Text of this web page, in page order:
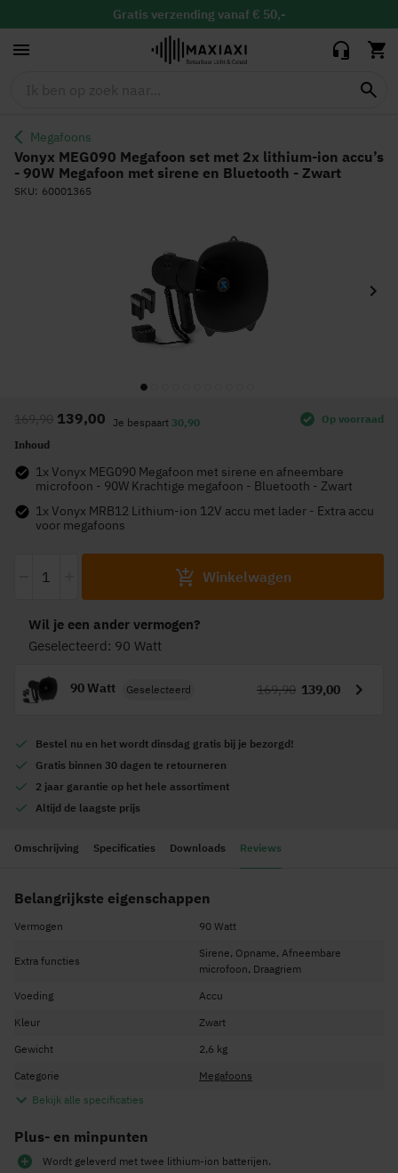
Gratis verzending vanaf € 50,-
binnen 30 dagen ruilen & retour
Vandaag besteld, maandag in huis
Megafoons
ion accu’s - 90W
Megafoon met 139,00
169,90
Vonyx MEG090 Megafoon set met 2x lithium-ion accu’s
- 90W Megafoon met sirene en Bluetooth - Zwart
SKU 60001365
139,00
169,90 Je bespaart 30,90
Inhoud
1x Vonyx MEG090 Megafoon met sirene en afneembare
microfoon - 90W Krachtige megafoon - Bluetooth - Zwart
1x Vonyx MRB12 Lithium-ion 12V accu met lader - Extra accu
voor megafoons
Winkelwagen
Op voorraad
Wil je een ander vermogen?
Geselecteerd: 90 Watt
90 Watt Geselecteerd 139,00
169,90
Bestel nu en het wordt dinsdag gratis bij je bezorgd!
Gratis binnen 30 dagen te retourneren
2 jaar garantie op het hele assortiment
Altijd de laagste prijs
het
begin
van
afbeeldingen-
gallerij
Omschrijving Specificaties Downloads Reviews
Belangrijkste eigenschappen
Vermogen 90 Watt
Extra functies
Sirene, Opname, Afneembare
microfoon, Draagriem
Voeding
Accu
Kleur
Zwart
Gewicht
2,6 kg
Categorie
Megafoons
Bekijk alle specificaties
Plus- en minpunten
Wordt geleverd met twee lithium-ion batterijen.